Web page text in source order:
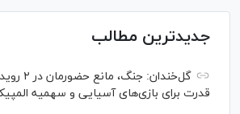
جدیدترین مطالب
گل‌خندان:
قدرت برای بازی‌های آسیایی و سهمیه